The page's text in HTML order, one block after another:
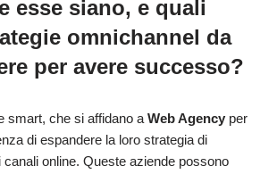
esse siano, e quali
omnichannel da
per avere successo?
smart, che si affidano a Web Agency per
di espandere la loro strategia di
online. Queste aziende possono